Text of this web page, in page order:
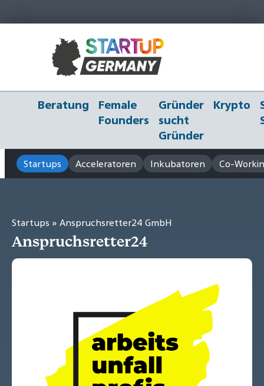
Beratung
Female
Founders
Gründer
sucht
Gründer
Krypto
Startups Acceleratoren Inkubatoren Co-
Startups » Anspruchsretter24 GmbH
Anspruchsretter24